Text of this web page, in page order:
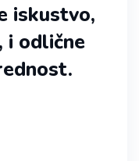
iskustvo,
i odlične